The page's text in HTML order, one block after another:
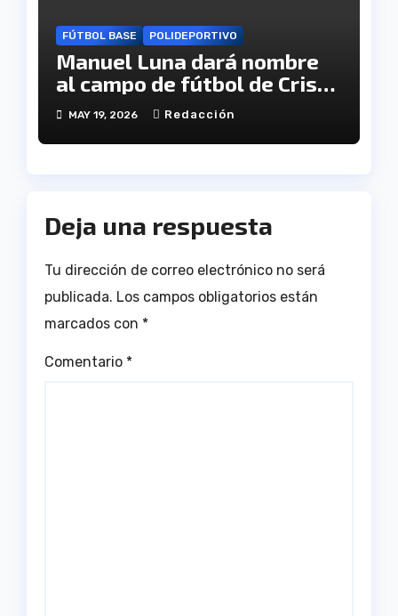
FÚTBOL BASE POLIDEPORTIVO
Manuel Luna dará nombre
al campo de fútbol de Cristo
Pobre
MAY 19, 2026 Redacción
Deja una respuesta
Tu dirección de correo electrónico no será
publicada. Los campos obligatorios están
marcados con *
Comentario *